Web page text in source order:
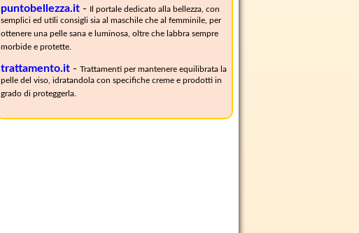
puntobellezza.it - Il portale dedicato alla bellezza, con
semplici ed utili consigli sia al maschile che al femminile, per
ottenere una pelle sana e luminosa, oltre che labbra sempre
morbide e protette.
trattamento.it - Trattamenti per mantenere equilibrata la
pelle del viso, idratandola con specifiche creme e prodotti in
grado di proteggerla.